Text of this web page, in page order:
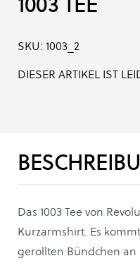
SKU: 1003_2
DIESER ARTIKEL IST
Das 1003 Tee von
Kurzarmshirt. Es
gerollten Bündchen